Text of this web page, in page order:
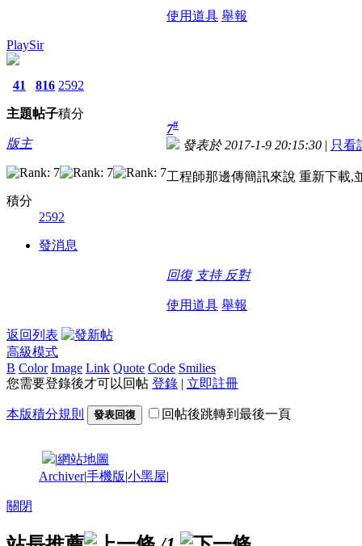
使用道具 舉報
PlaySir
41
主題
816
帖子
2592
積分
版主
積分
2592
發消息
7#
發表於 2017-1-9 20:15:30 | 只看
工程師那邊傳簡訊來說 重新下載,
回復 支持 反對
使用道具 舉報
返回列表
高級模式
B Color Image Link Quote Code Smilies
您需要登錄後才可以回帖 登錄 | 立即註冊
本版積分規則 發表回復 回帖後跳轉到最後一頁
|網站地圖
Archiver|手機版|小黑屋|
關閉